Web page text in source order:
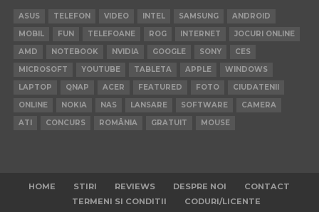
ASUS TELEFON VIDEO INTEL SAMSUNG
ANDROID
MOBIL
FUN TELEFOANE ROG INTERNET
JOCURI ONLINE
AMD
NOTEBOOK NVIDIA GOOGLE SONY
CES
MICROSOFT
YOUTUBE TABLETA APPLE
WINDOWS
LAPTOP
QNAP ACER FEATURED FOTO
CIUDATENII
ONLINE
NOKIA NAS LANSARE SOFTWARE
CAMERA
ATI
CONCURS ROMÂNIA GRATUIT MOUSE
HOME STIRI REVIEWS DESPRE NOI
CONTACT
TERMENI SI CONDITII
CODURI/LICENTE